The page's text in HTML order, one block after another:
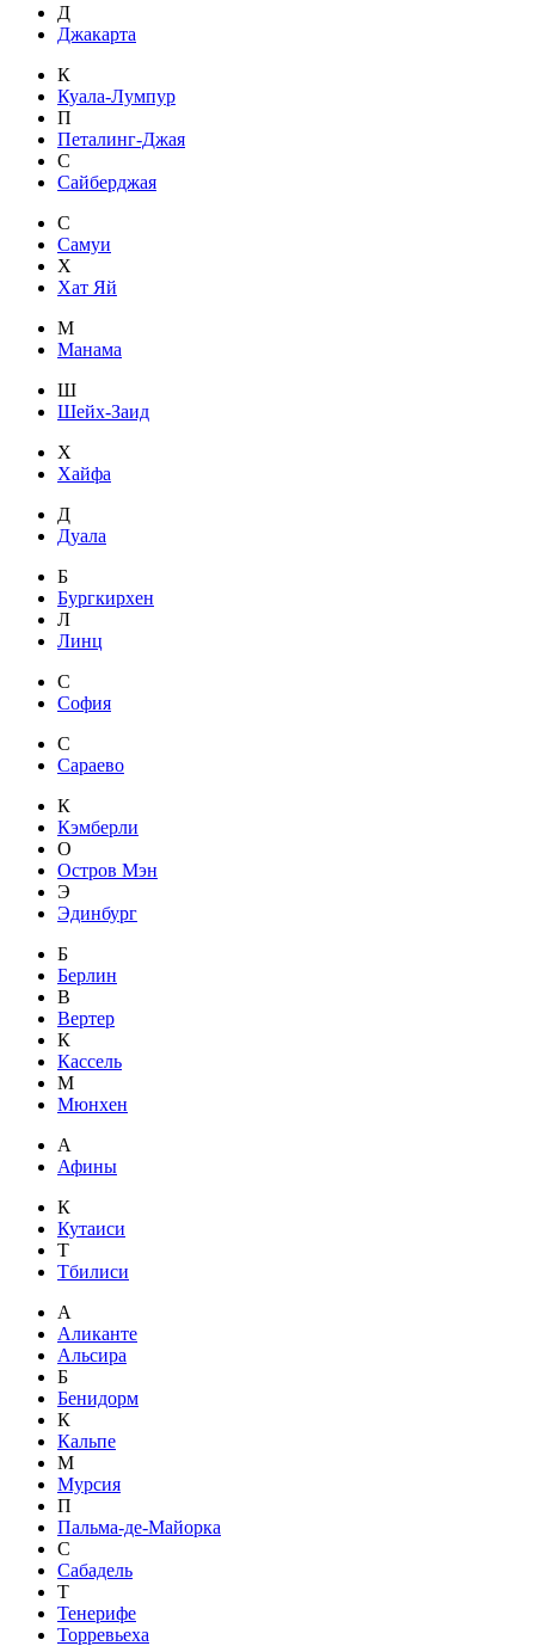
Д
Джакарта
К
Куала-Лумпур
П
Петалинг-Джая
С
Сайберджая
С
Самуи
Х
Хат Яй
М
Манама
Ш
Шейх-Заид
Х
Хайфа
Д
Дуала
Б
Бургкирхен
Л
Линц
С
София
С
Сараево
К
Кэмберли
О
Остров Мэн
Э
Эдинбург
Б
Берлин
В
Вертер
К
Кассель
М
Мюнхен
А
Афины
К
Кутаиси
Т
Тбилиси
А
Аликанте
Альсира
Б
Бенидорм
К
Кальпе
М
Мурсия
П
Пальма-де-Майорка
С
Сабадель
Т
Тенерифе
Торревьеха